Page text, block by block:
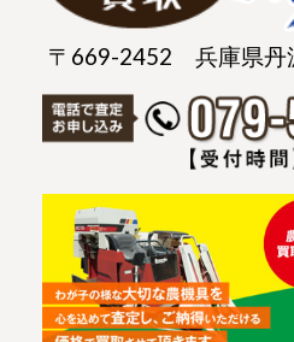
〒669-2452 兵庫県丹